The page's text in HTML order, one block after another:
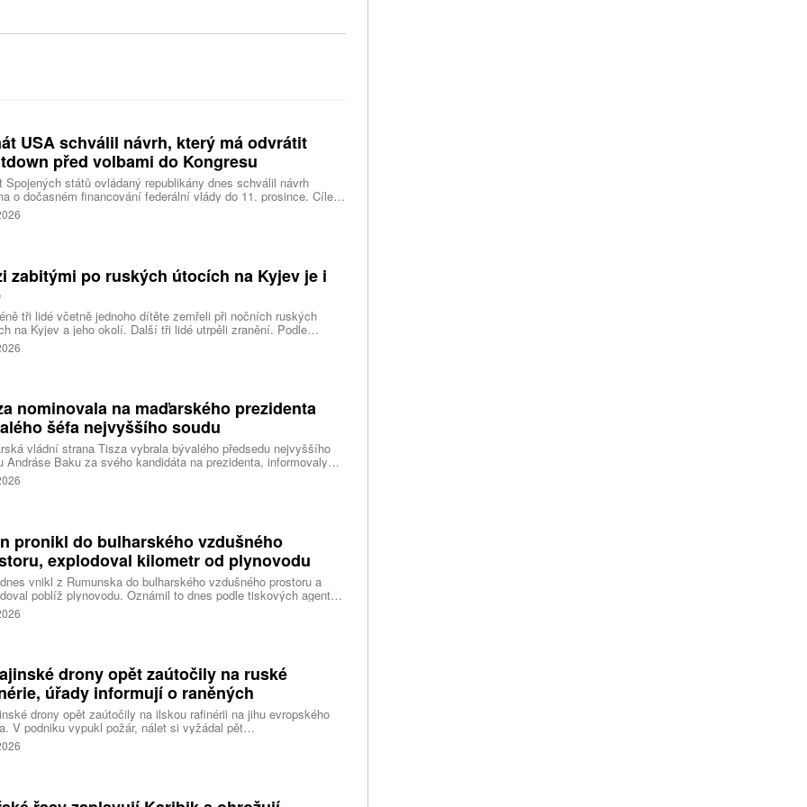
USA schválil návrh, který má odvrátit
před volbami do Kongresu
Spojených států ovládaný republikány dnes schválil návrh
o dočasném financování federální vlády do 11. prosince. Cílem
je předejít před listopadovými volbami do Kongresu
shutdownu, tedy omezení chodu vlády v důsledku
zabitými po ruských útocích na Kyjev je i
tři lidé včetně jednoho dítěte zemřeli při nočních ruských
na Kyjev a jeho okolí. Další tři lidé utrpěli zranění. Podle
úřadů Rusové použili mimo jiné balistické rakety.
nominovala na maďarského prezidenta
šéfa nejvyššího soudu
vládní strana Tisza vybrala bývalého předsedu nejvyššího
Andráse Baku za svého kandidáta na prezidenta, informovaly
agentury. Očekává se, že András Baka bude v úterý zvolen v
novou hlavou státu.
pronikl do bulharského vzdušného
explodoval kilometr od plynovodu
vnikl z Rumunska do bulharského vzdušného prostoru a
poblíž plynovodu. Oznámil to dnes podle tiskových agentur
premiér Rumen Radev. Dron podle něj nesl velké množství
píše agentura DPA.
drony opět zaútočily na ruské
úřady informují o raněných
drony opět zaútočily na ilskou rafinérii na jihu evropského
V podniku vypukl požár, nálet si vyžádal pět
informoval krizový štáb Krasnodarského kraje. Další dva lidi
v Zadonsku na Donu, oznámil gubernátor Lipecké oblasti